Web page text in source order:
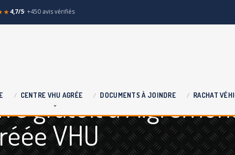
4,7/5· +450 avis vérifiés
CENTRE VHU AGRÉE DOCUMENTS À JOINDRE RACHAT
gratuit à
VHU